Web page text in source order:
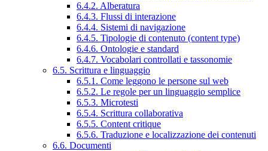
6.4.2. Alberatura
6.4.3. Flussi di interazione
6.4.4. Sistemi di navigazione
6.4.5. Tipologie di contenuto (content type)
6.4.6. Ontologie e standard
6.4.7. Vocabolari controllati e tassonomie
6.5. Scrittura e linguaggio
6.5.1. Come leggono le persone sul web
6.5.2. Le regole per un linguaggio semplice
6.5.3. Microtesti
6.5.4. Scrittura collaborativa
6.5.5. Content critique
6.5.6. Traduzione e localizzazione dei contenuti
6.6. Documenti